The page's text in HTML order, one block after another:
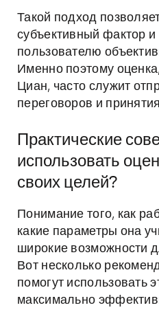
Такой подход
субъективный фактор и
пользователю
Именно поэтому
Циан, часто служит
переговоров и
Практические
использовать
своих целей?
Понимание того, как
какие параметры она
широкие возможности
Вот несколько
помогут использовать
максимально